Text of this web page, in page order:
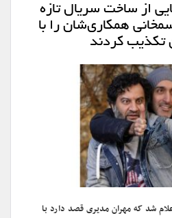
از ساخت سریال تازه
همکاری‌شان را با
تکذیب کردند
فروردین اعلام شد که مهران مدیری قصد دارد با